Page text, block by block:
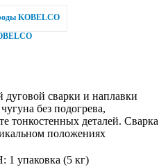
дуговой сварки и наплавки
без подогрева,
тонкостенных деталей. Сварка
положениях
1 упаковка (5 кг)